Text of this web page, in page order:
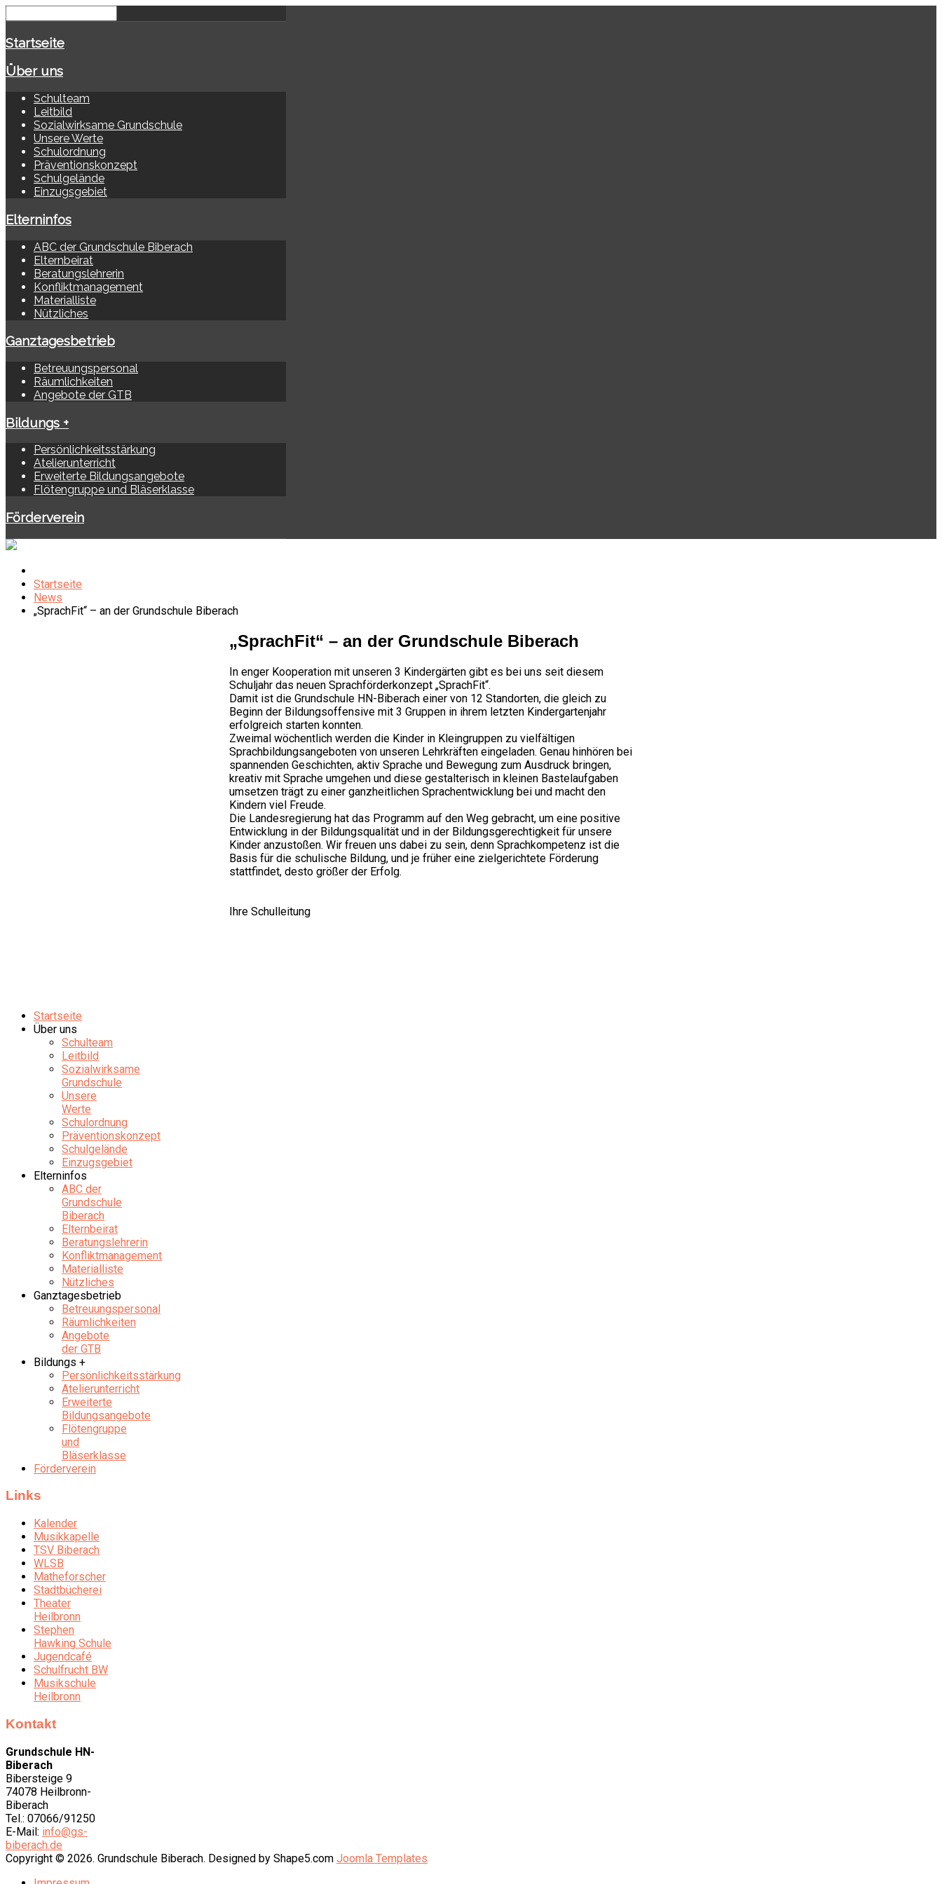
Startseite
Über uns
Schulteam
Leitbild
Sozialwirksame Grundschule
Unsere Werte
Schulordnung
Präventionskonzept
Schulgelände
Einzugsgebiet
Elterninfos
ABC der Grundschule Biberach
Elternbeirat
Beratungslehrerin
Konfliktmanagement
Materialliste
Nützliches
Ganztagesbetrieb
Betreuungspersonal
Räumlichkeiten
Angebote der GTB
Bildungs +
Persönlichkeitsstärkung
Atelierunterricht
Erweiterte Bildungsangebote
Flötengruppe und Bläserklasse
Förderverein
Startseite
News
„SprachFit“ – an der Grundschule Biberach
„SprachFit“ – an der Grundschule Biberach
In enger Kooperation mit unseren 3 Kindergärten gibt es bei uns seit diesem
Schuljahr das neuen Sprachförderkonzept „SprachFit“.
Damit ist die Grundschule HN-Biberach einer von 12 Standorten, die gleich zu
Beginn der Bildungsoffensive mit 3 Gruppen in ihrem letzten Kindergartenjahr
erfolgreich starten konnten.
Zweimal wöchentlich werden die Kinder in Kleingruppen zu vielfältigen
Sprachbildungsangeboten von unseren Lehrkräften eingeladen. Genau hinhören bei
spannenden Geschichten, aktiv Sprache und Bewegung zum Ausdruck bringen,
kreativ mit Sprache umgehen und diese gestalterisch in kleinen Bastelaufgaben
umsetzen trägt zu einer ganzheitlichen Sprachentwicklung bei und macht den
Kindern viel Freude.
Die Landesregierung hat das Programm auf den Weg gebracht, um eine positive
Entwicklung in der Bildungsqualität und in der Bildungsgerechtigkeit für unsere
Kinder anzustoßen. Wir freuen uns dabei zu sein, denn Sprachkompetenz ist die
Basis für die schulische Bildung, und je früher eine zielgerichtete Förderung
stattfindet, desto größer der Erfolg.
Ihre Schulleitung
Startseite
Über uns
Schulteam
Leitbild
Sozialwirksame
Grundschule
Unsere
Werte
Schulordnung
Präventionskonzept
Schulgelände
Einzugsgebiet
Elterninfos
ABC der
Grundschule
Biberach
Elternbeirat
Beratungslehrerin
Konfliktmanagement
Materialliste
Nützliches
Ganztagesbetrieb
Betreuungspersonal
Räumlichkeiten
Angebote
der GTB
Bildungs +
Persönlichkeitsstärkung
Atelierunterricht
Erweiterte
Bildungsangebote
Flötengruppe
und
Bläserklasse
Förderverein
Links
Kalender
Musikkapelle
TSV Biberach
WLSB
Matheforscher
Stadtbücherei
Theater
Heilbronn
Stephen
Hawking Schule
Jugendcafé
Schulfrucht BW
Musikschule
Heilbronn
Kontakt
Grundschule HN-
Biberach
Bibersteige 9
74078 Heilbronn-
Biberach
Tel.: 07066/91250
E-Mail: info@gs-
biberach.de
Copyright © 2026. Grundschule Biberach. Designed by Shape5.com Joomla Templates